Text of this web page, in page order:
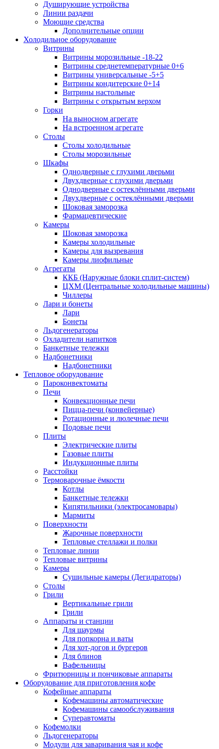
Душирующие устройства
Линии раздачи
Моющие средства
Дополнительные опции
Холодильное оборудование
Витрины
Витрины морозильные -18-22
Витрины среднетемпературные 0+6
Витрины универсальные -5+5
Витрины кондитерские 0+14
Витрины настольные
Витрины с открытым верхом
Горки
На выносном агрегате
На встроенном агрегате
Столы
Столы холодильные
Столы морозильные
Шкафы
Однодверные с глухими дверьми
Двухдверные с глухими дверьми
Однодверные с остеклёнными дверьми
Двухдверные с остеклёнными дверьми
Шоковая заморозка
Фармацевтические
Камеры
Шоковая заморозка
Камеры холодильные
Камеры для вызревания
Камеры лиофильные
Агрегаты
ККБ (Наружные блоки сплит-систем)
ЦХМ (Центральные холодильные машины)
Чиллеры
Лари и бонеты
Лари
Бонеты
Льдогенераторы
Охладители напитков
Банкетные тележки
Надбонетники
Надбонетники
Тепловое оборудование
Пароконвектоматы
Печи
Конвекционные печи
Пицца-печи (конвейерные)
Ротационные и люлечные печи
Подовые печи
Плиты
Электрические плиты
Газовые плиты
Индукционные плиты
Расстойки
Термоварочные ёмкости
Котлы
Банкетные тележки
Кипятильники (электросамовары)
Мармиты
Поверхности
Жарочные поверхности
Тепловые стеллажи и полки
Тепловые линии
Тепловые витрины
Камеры
Сушильные камеры (Дегидраторы)
Столы
Грили
Вертикальные грили
Грили
Аппараты и станции
Для шаурмы
Для попкорна и ваты
Для хот-догов и бургеров
Для блинов
Вафельницы
Фритюрницы и пончиковые аппараты
Оборудование для приготовления кофе
Кофейные аппараты
Кофемашины автоматические
Кофемашины самообслуживания
Суперавтоматы
Кофемолки
Льдогенераторы
Модули для заваривания чая и кофе